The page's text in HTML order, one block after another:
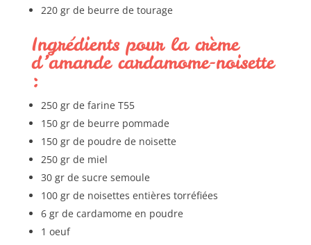
220 gr de beurre de tourage
Ingrédients pour la crème
d’amande cardamome-noisette
:
250 gr de farine T55
150 gr de beurre pommade
150 gr de poudre de noisette
250 gr de miel
30 gr de sucre semoule
100 gr de noisettes entières torréfiées
6 gr de cardamome en poudre
1 oeuf